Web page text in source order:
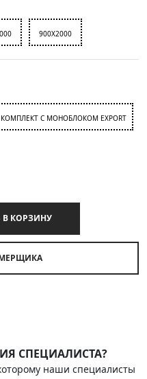
900X2000
КОМПЛЕКТ С МОНОБЛОКОМ EXPORT
ДОБАВИТЬ В КОРЗИНУ
ЗАМЕРЩИКА
СПЕЦИАЛИСТА?
наши специалисты